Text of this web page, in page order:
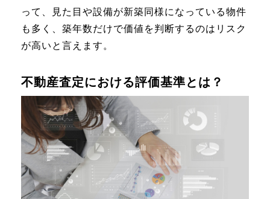
って、見た目や設備が新築同様になっている物件
も多く、築年数だけで価値を判断するのはリスク
が高いと言えます。
不動産査定における評価基準とは？